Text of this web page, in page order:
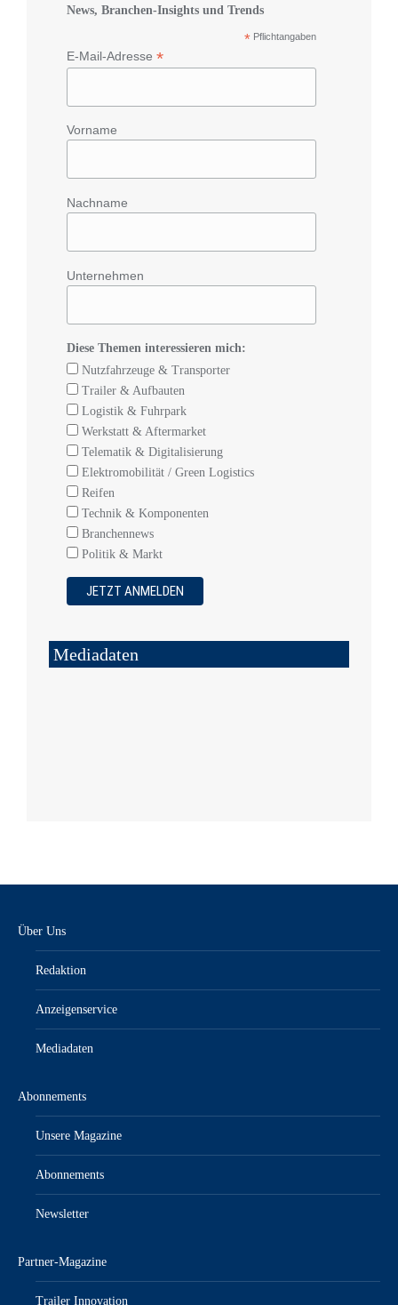
News, Branchen-Insights und Trends
* Pflichtangaben
E-Mail-Adresse *
Vorname
Nachname
Unternehmen
Diese Themen interessieren mich:
Nutzfahrzeuge & Transporter
Trailer & Aufbauten
Logistik & Fuhrpark
Werkstatt & Aftermarket
Telematik & Digitalisierung
Elektromobilität / Green Logistics
Reifen
Technik & Komponenten
Branchennews
Politik & Markt
Mediadaten
Über Uns
Redaktion
Anzeigenservice
Mediadaten
Abonnements
Unsere Magazine
Abonnements
Newsletter
Partner-Magazine
Trailer Innovation